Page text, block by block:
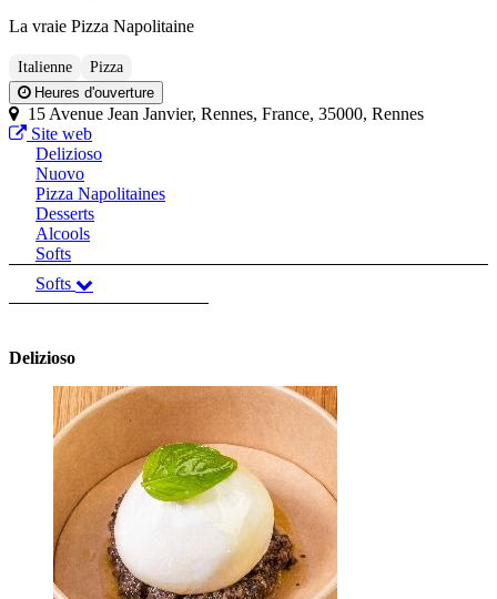
La vraie Pizza Napolitaine
Italienne
Pizza
Heures d'ouverture
15 Avenue Jean Janvier, Rennes, France, 35000, Rennes
Site web
Delizioso
Nuovo
Pizza Napolitaines
Desserts
Alcools
Softs
Softs
Delizioso